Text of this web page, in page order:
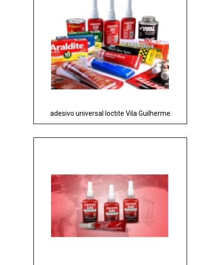
adesivo universal loctite Vila Guilherme